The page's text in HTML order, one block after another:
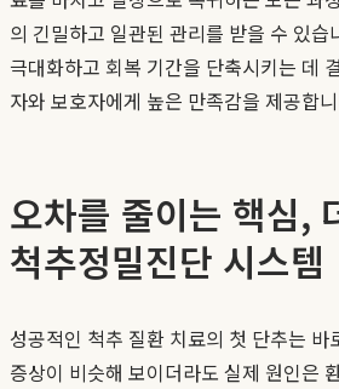
의 긴밀하고 일관된 관리를 받을 수 있습
극대화하고 회복 기간을 단축시키는 데
자와 보호자에게 높은 만족감을 제공합
오차를 줄이는 핵심,
척추정밀진단 시스템
성공적인 척추 질환 치료의 첫 단추는
증상이 비슷해 보이더라도 실제 원인은